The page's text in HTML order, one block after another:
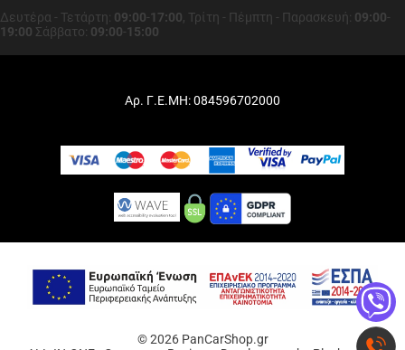
Δευτέρα - Τετάρτη: 09:00-17:00, Τρίτη - Πέμπτη - Παρασκευή: 09:00-
19:00 Σάββατο: 09:00-15:00
Αρ. Γ.Ε.ΜΗ: 084596702000
© 2026 PanCarShop.gr